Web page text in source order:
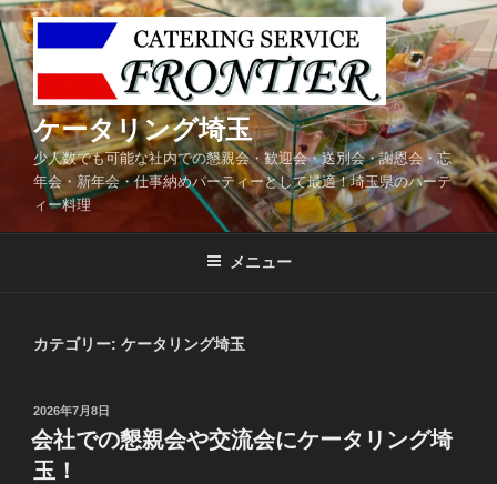
コ
ン
テ
ン
へ
ケータリング埼玉
少人数でも可能な社内での懇親会・歓迎会・送別会・謝恩会・忘
年会・新年会・仕事納めパーティーとして最適！埼玉県のパーテ
ィー料理
メニュー
カテゴリー: ケータリング埼玉
投
稿
日:
2026年7月8日
会社での懇親会や交流会にケータリング埼
玉！